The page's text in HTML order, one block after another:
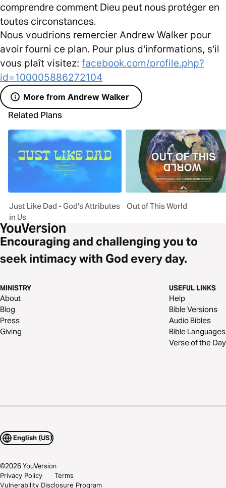
comprendre comment Dieu peut nous protéger en
toutes circonstances.
Nous voudrions remercier Andrew Walker pour
avoir fourni ce plan. Pour plus d'informations, s'il
vous plaît visitez: facebook.com/profile.php?
id=100005886272104
More from Andrew Walker
Related Plans
Just Like Dad - God's Attributes
in Us
Out of This World
Encouraging and challenging you to
seek intimacy with God every day.
MINISTRY
About
Blog
Press
Giving
USEFUL LINKS
Help
Bible Versions
Audio Bibles
Bible Languages
Verse of the Day
English (US)
©2026YouVersion
Privacy Policy
Terms
Vulnerability Disclosure Program